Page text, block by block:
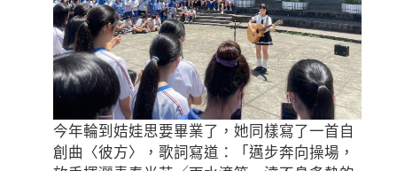
今年輪到姞娃思要畢業了，她同樣寫了一首自
創曲〈彼方〉，歌詞寫道：「邁步奔向操場，